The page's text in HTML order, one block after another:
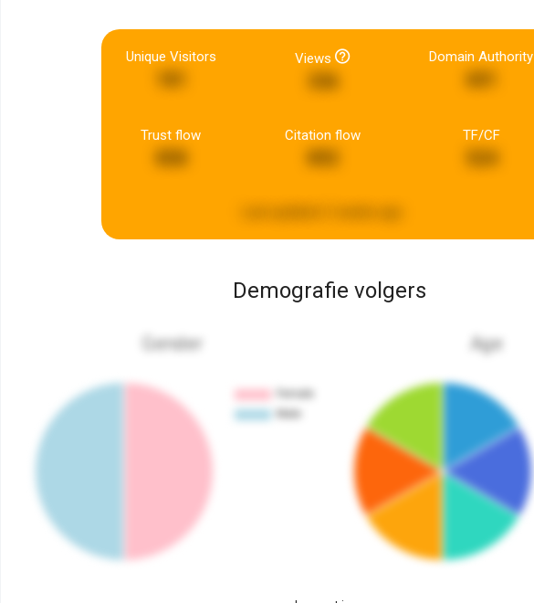
Unique Visitors Views Domain Authority
Trust flow
858
Citation flow TF/CF
Demografie volgers
Gender Age